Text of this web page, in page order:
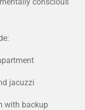
jacuzzi
with backup